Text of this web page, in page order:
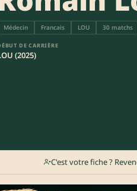
Médecin Francais LOU 30 matchs
DE CARRIÈRE
(2025)
C'est votre fiche ?